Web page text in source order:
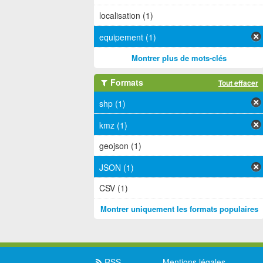
localisation (1)
equipement (1)
Montrer plus de mots-clés
Formats Tout effacer
shp (1)
kmz (1)
geojson (1)
JSON (1)
CSV (1)
Montrer uniquement les formats populaires